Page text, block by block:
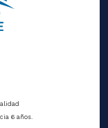
6 años.